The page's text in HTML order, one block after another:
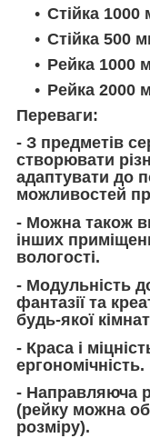
Стійка
Стійка 500
Рейка 1000
Рейка 2000
Переваги:
- З предметів
створювати
адаптувати до
можливостей
- Можна також
інших
вологості.
- Модульність
фантазії та
будь-якої
- Краса і
ергономічність.
- Направляюча
(рейку можна
розміру).